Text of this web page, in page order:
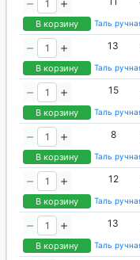
В корзину Таль
В корзину
13
Таль
В корзину
15
Таль
В корзину
8
Таль
В корзину
12
Таль
В корзину
13
Таль